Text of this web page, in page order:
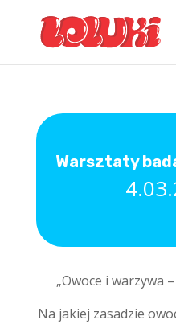
Warsztaty
„Owoce i warzywa
Na jakiej zasadzie